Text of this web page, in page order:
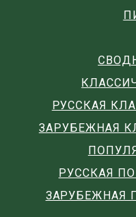
РУССКАЯ
ЗАРУБЕЖНАЯ
РУССКАЯ
ЗАРУБЕЖНАЯ